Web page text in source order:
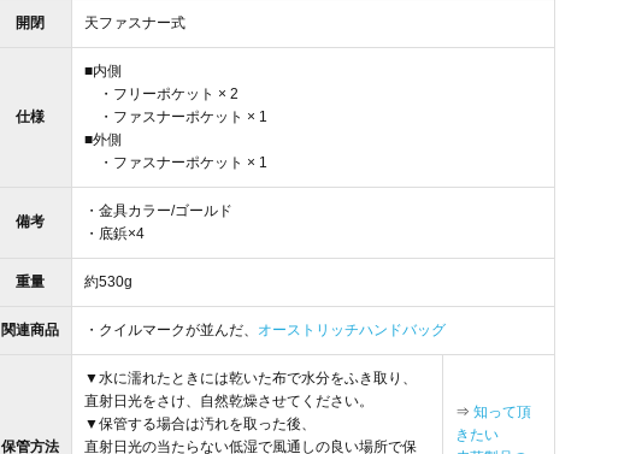
開閉 天ファスナー式
仕様
■内側
・フリーポケット × 2
・ファスナーポケット × 1
■外側
・ファスナーポケット × 1
備考
・金具カラー/ゴールド
・底鋲×4
重量 約530g
関連商品 ・クイルマークが並んだ、 オーストリッチハンドバッグ
保管方法
▼水に濡れたときには乾いた布で水分をふき取り、
直射日光をさけ、自然乾燥させてください。
▼保管する場合は汚れを取った後、
直射日光の当たらない低湿で風通しの良い場所で保
⇒ 知って頂
きたい